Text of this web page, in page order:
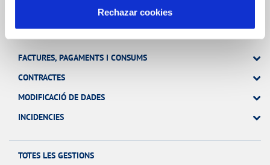
Rechazar cookies
Gestions en Línia
FACTURES, PAGAMENTS I CONSUMS
CONTRACTES
MODIFICACIÓ DE DADES
INCIDENCIES
TOTES LES GESTIONS